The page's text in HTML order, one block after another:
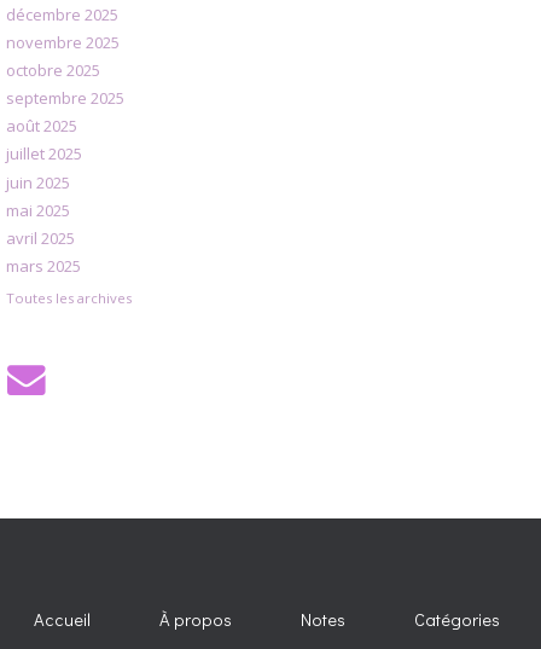
décembre 2025
novembre 2025
octobre 2025
septembre 2025
août 2025
juillet 2025
juin 2025
mai 2025
avril 2025
mars 2025
Toutes les archives
Accueil À propos Notes Catégories